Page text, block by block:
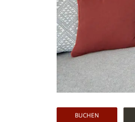
BUCHEN